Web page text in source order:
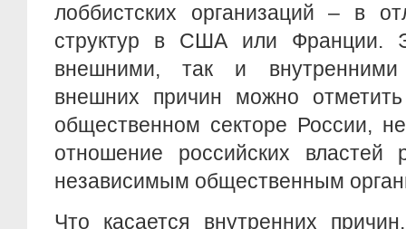
лоббистских организаций – в
структур в США или Франции.
внешними, так и
внешних причин можно
общественном секторе России,
отношение российских властей
независимым общественным
Что касается внутренних